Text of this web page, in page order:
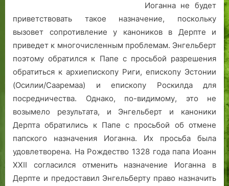
Иоганна не будет
приветствовать такое назначение, поскольку
вызовет сопротивление у каноников в Дерпте и
приведет к многочисленным проблемам. Энгельберт
поэтому обратился к Папе с просьбой разрешения
обратиться к архиепископу Риги, епископу Эстонии
(Осилии/Сааремаа) и епископу Роскилда для
посредничества. Однако, по-видимому, это не
возымело результата, и Энгельберт и каноники
Дерпта обратились к Папе с просьбой об отмене
папского назначения Иоганна. Их просьба была
удовлетворена. На Рождество 1328 года папа Иоанн
XXII согласился отменить назначение Иоганна в
Дерпте и предоставил Энгельберту право назначить